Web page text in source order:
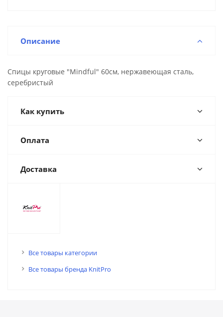
Описание
Спицы круговые "Mindful" 60см, нержавеющая сталь,
серебристый
Как купить
Оплата
Доставка
Все товары категории
Все товары бренда KnitPro